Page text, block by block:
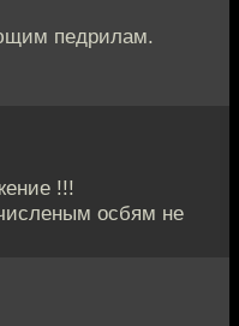
педрилам.
!!!
осбям не